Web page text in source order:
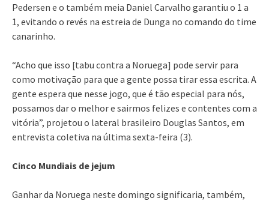
Pedersen e o também meia Daniel Carvalho garantiu o 1 a
1, evitando o revés na estreia de Dunga no comando do time
canarinho.
“Acho que isso [tabu contra a Noruega] pode servir para
como motivação para que a gente possa tirar essa escrita. A
gente espera que nesse jogo, que é tão especial para nós,
possamos dar o melhor e sairmos felizes e contentes com a
vitória”, projetou o lateral brasileiro Douglas Santos, em
entrevista coletiva na última sexta-feira (3).
Cinco Mundiais de jejum
Ganhar da Noruega neste domingo significaria, também,